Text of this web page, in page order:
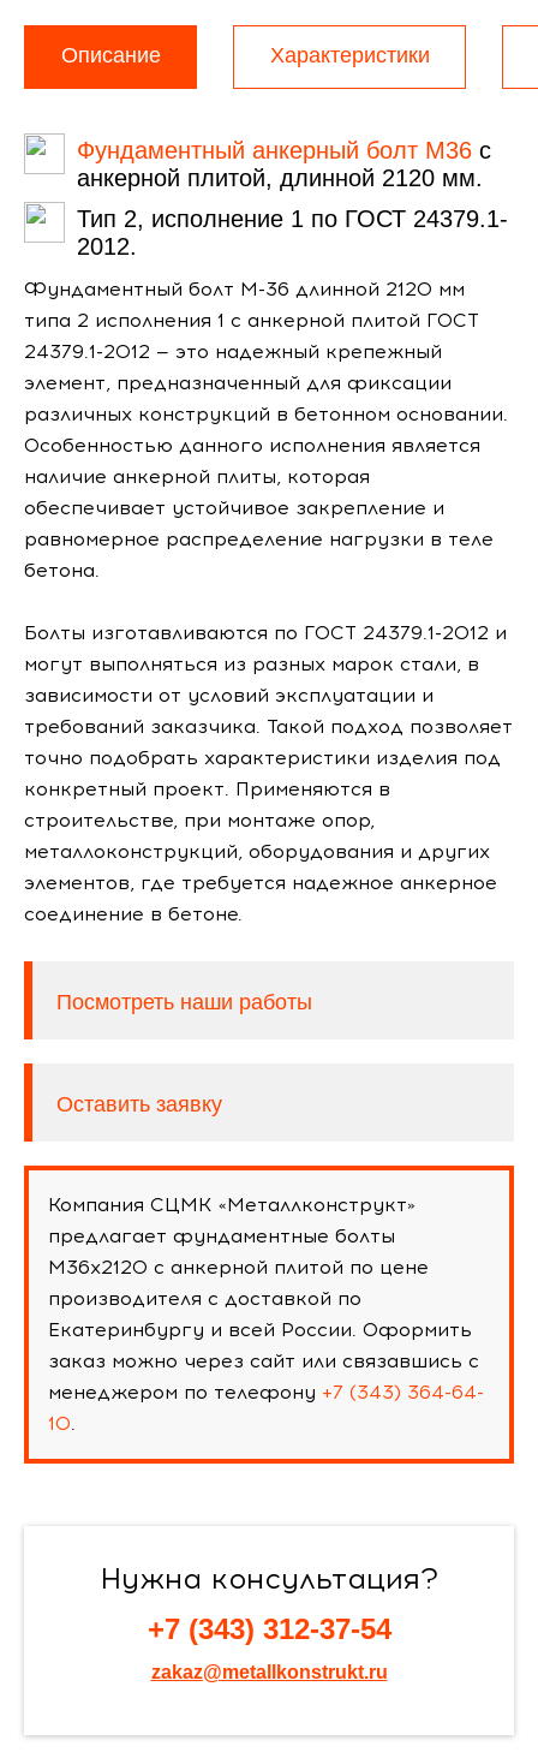
Описание Характеристики
Фундаментный анкерный болт М36 с
анкерной плитой, длинной 2120 мм.
Тип 2, исполнение 1 по ГОСТ 24379.1-
2012.
Фундаментный болт М-36 длинной 2120 мм
типа 2 исполнения 1 с анкерной плитой ГОСТ
24379.1-2012 — это надежный крепежный
элемент, предназначенный для фиксации
различных конструкций в бетонном основании.
Особенностью данного исполнения является
наличие анкерной плиты, которая
обеспечивает устойчивое закрепление и
равномерное распределение нагрузки в теле
бетона.
Болты изготавливаются по ГОСТ 24379.1-2012 и
могут выполняться из разных марок стали, в
зависимости от условий эксплуатации и
требований заказчика. Такой подход позволяет
точно подобрать характеристики изделия под
конкретный проект. Применяются в
строительстве, при монтаже опор,
металлоконструкций, оборудования и других
элементов, где требуется надежное анкерное
соединение в бетоне.
Посмотреть наши работы
Оставить заявку
Компания СЦМК «Металлконструкт»
предлагает фундаментные болты
М36х2120 с анкерной плитой по цене
производителя с доставкой по
Екатеринбургу и всей России. Оформить
заказ можно через сайт или связавшись с
менеджером по телефону +7 (343) 364-64-
10.
Нужна консультация?
+7 (343) 312-37-54
zakaz@metallkonstrukt.ru